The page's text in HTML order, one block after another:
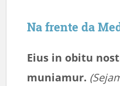
Na frente da
Eius in obitu
muniamur.